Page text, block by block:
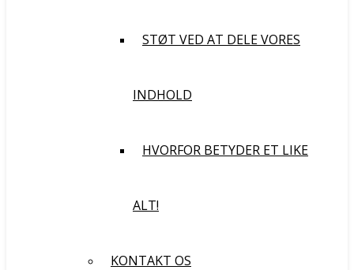
STØT VED AT DELE VORES
INDHOLD
HVORFOR BETYDER ET LIKE
ALT!
KONTAKT OS